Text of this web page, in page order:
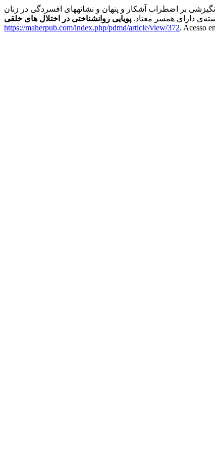
بر اضطراب آشکار و پنهان و نشانه­های افسردگی در زنان
دارای همسر معتاد. پویایی روانشناختی در اختلال های خلقی
https://maherpub.com/index.php/pdmd/article/view/372. Acesso